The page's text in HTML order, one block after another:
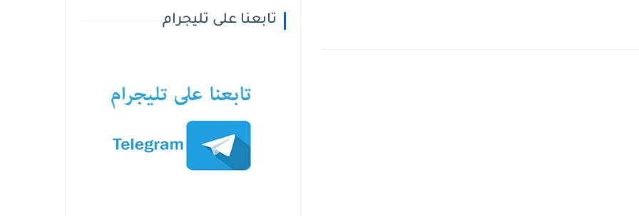
تابعنا على تليجرام